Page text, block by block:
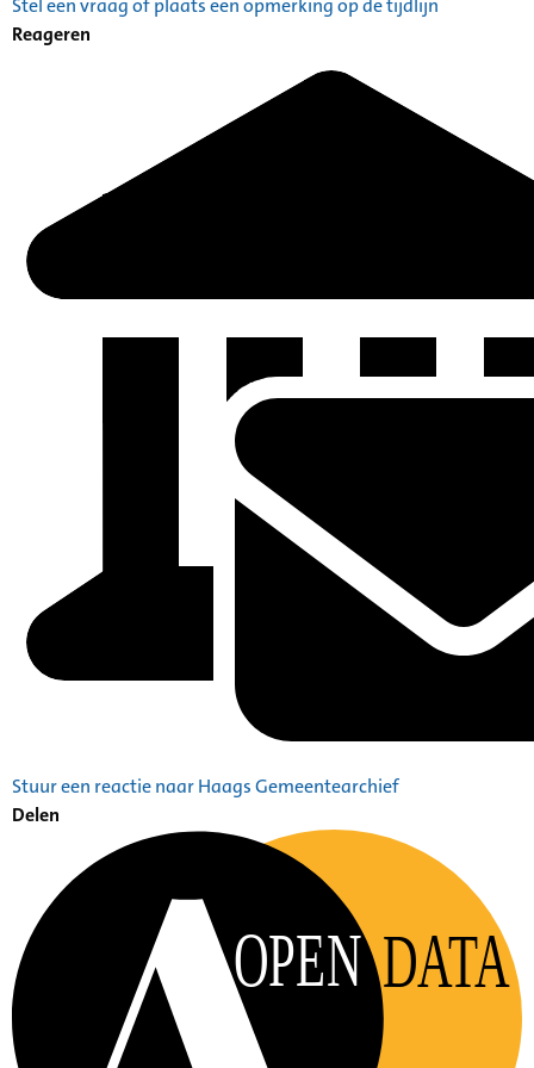
Reageren
Stuur een reactie naar Haags Gemeentearchief
Delen
OPEN DATA